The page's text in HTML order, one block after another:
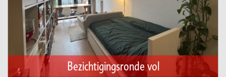
Bezichtigingsronde vol